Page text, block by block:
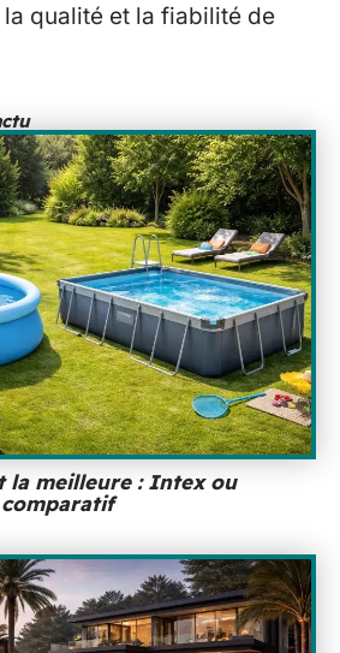
qualité et la fiabilité de
la meilleure : Intex ou